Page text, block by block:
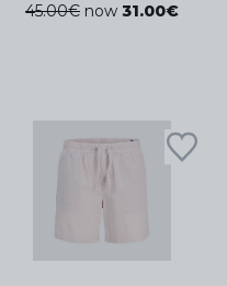
45.00€ now 31.00€